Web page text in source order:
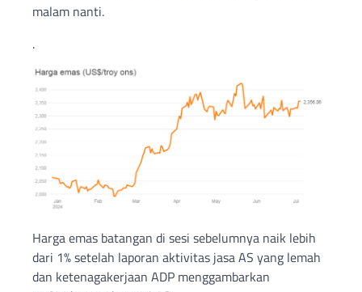
malam nanti.
.
Harga emas batangan di sesi sebelumnya naik lebih
dari 1% setelah laporan aktivitas jasa AS yang lemah
dan ketenagakerjaan ADP menggambarkan